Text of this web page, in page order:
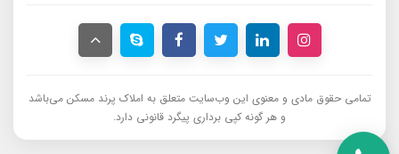
تمامی حقوق مادی و معنوی این وب‌سایت متعلق به املاک پرند مسکن می‌باشد
و هر گونه کپی برداری پیگرد قانونی دارد.